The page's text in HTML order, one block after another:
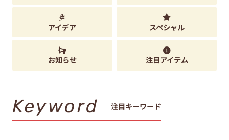
アイデア スペシャル
お知らせ 注目アイテム
Keyword 注目キーワード